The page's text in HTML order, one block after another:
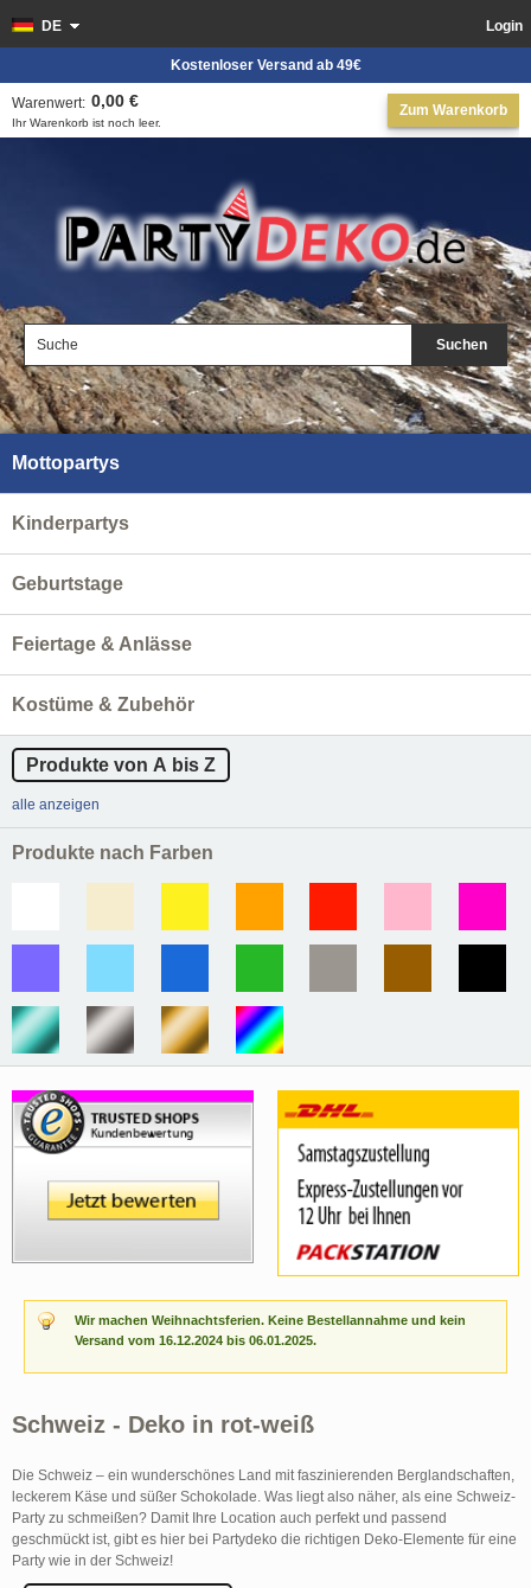
Suchen
Login
DE
Zum Warenkorb
Ihr Warenkorb ist noch leer.
Warenwert: 0,00 €
Kostenloser Versand ab 49€
Wir machen Weihnachtsferien. Keine Bestellannahme und kein
Versand vom 16.12.2024 bis 06.01.2025.
Schweiz - Deko in rot-weiß
Die Schweiz – ein wunderschönes Land mit faszinierenden Berglandschaften,
leckerem Käse und süßer Schokolade. Was liegt also näher, als eine Schweiz-
Party zu schmeißen? Damit Ihre Location auch perfekt und passend
geschmückt ist, gibt es hier bei Partydeko die richtigen Deko-Elemente für eine
Party wie in der Schweiz!
Mottopartys
Kinderpartys
Geburtstage
Feiertage & Anlässe
Kostüme & Zubehör
Produkte von A bis Z
alle anzeigen
Produkte nach Farben